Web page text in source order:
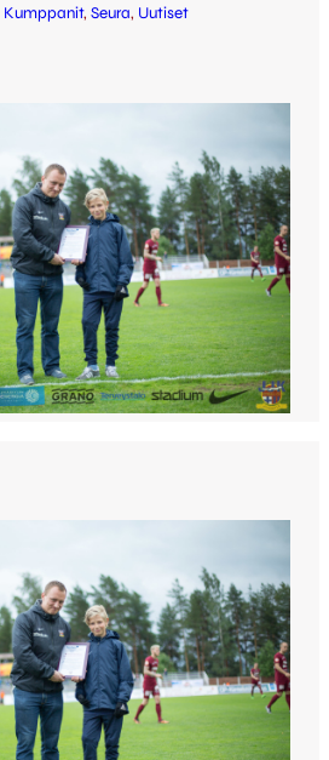
Kumppanit, Seura, Uutiset